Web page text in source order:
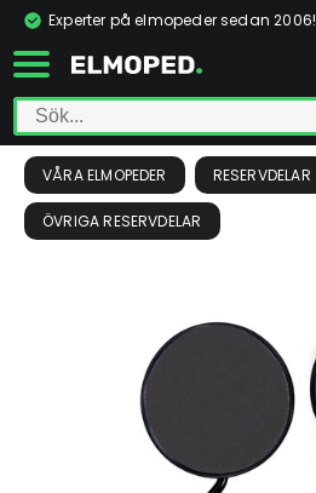
Experter på elmopeder sedan 2006!
VÅRA ELMOPEDER RESERVDELAR
ÖVRIGA RESERVDELAR